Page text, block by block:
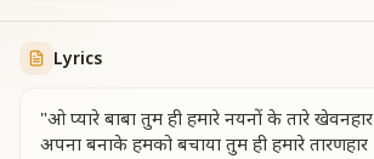
Lyrics
"ओ प्यारे बाबा तुम ही हमारे नयनों के तारे खेवनहार
अपना बनाके हमको बचाया तुम ही हमारे तारणहार